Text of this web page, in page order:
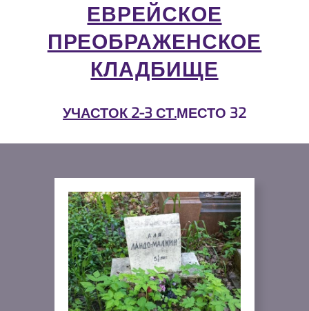
ЕВРЕЙСКОЕ
ПРЕОБРАЖЕНСКОЕ
КЛАДБИЩЕ
УЧАСТОК 2-3 СТ.МЕСТО 32